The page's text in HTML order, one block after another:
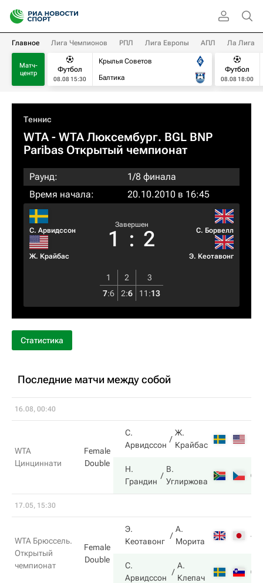
Главное Лига Чемпионов РПЛ Лига Европы АПЛ Ла Лига
Матч-
центр
Футбол
08.08 15:30
Крылья Советов
Балтика
Футбол
08.08 18:00
Теннис
WTA- WTA Люксембург. BGL BNP
Paribas Открытый чемпионат
Раунд:
1/8 финала
Время начала:
20.10.2010 в 16:45
С. Арвидссон
Ж. Крайбас
Завершен
1 : 2 С. Борвелл
Э. Кеотавонг
1 2
3
7:6 2:6 11 :13
Статистика
Последние матчи между собой
16.08, 00:40
WTA
Цинциннати
Female
Double
С.
Арвидссон
Ж.
Крайбас
Н.
Грандин
В.
Углиржова
6
17.05, 15:30
WTA Брюссель.
Открытый
чемпионат
Female
Double
Э.
Кеотавонг
А.
Морита
4
С.
Арвидссон
А.
Клепач
6